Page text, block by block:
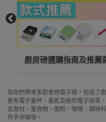
人氣Tanita甜品磅比較
為你們帶來多款食物電子磅，包括了
更有電子量杯、量匙及迷你電子磅等
品食材，量食物、面粉、咖啡、調味
作手沖咖啡。